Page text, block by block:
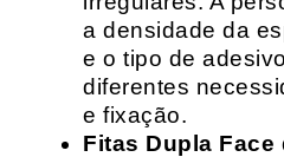
a densidade da
e o tipo de
diferentes
e fixação.
Fitas Dupla Face